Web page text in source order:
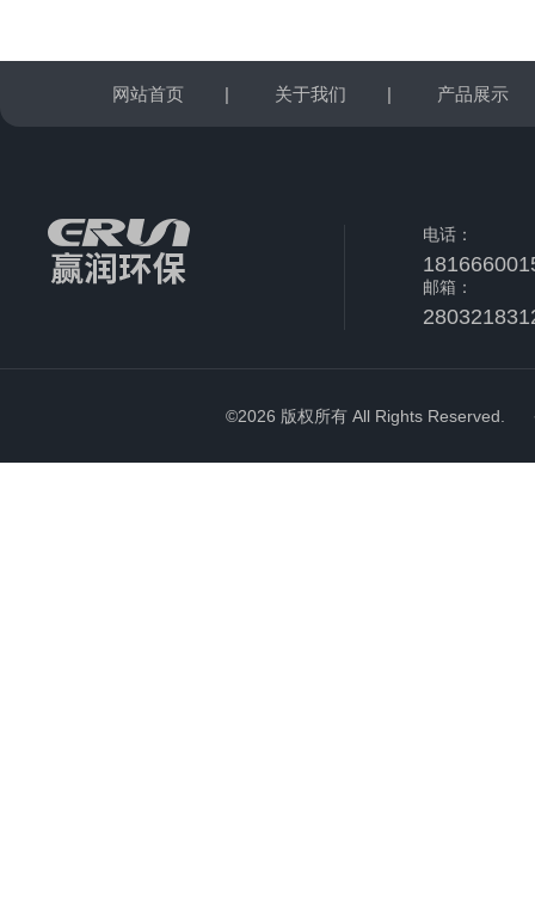
网站首页 | 关于我们 | 产品展示
电话：
邮箱：
©2026 版权所有 All Rights Reserved.